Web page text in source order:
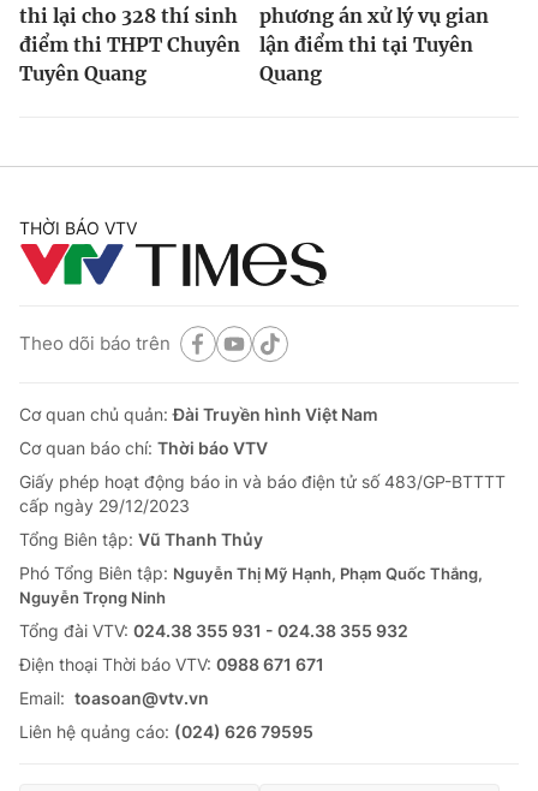
thi lại cho 328 thí sinh
điểm thi THPT Chuyên
Tuyên Quang
phương án xử lý vụ gian
lận điểm thi tại Tuyên
Quang
THỜI BÁO VTV
Theo dõi báo trên
Cơ quan chủ quản:Đài Truyền hình Việt Nam
Cơ quan báo chí: Thời báo VTV
Giấy phép hoạt động báo in và báo điện tử số 483/GP-BTTTT
cấp ngày 29/12/2023
Tổng Biên tập: Vũ Thanh Thủy
Phó Tổng Biên tập: Nguyễn Thị Mỹ Hạnh, Phạm Quốc Thắng,
Nguyễn Trọng Ninh
Tổng đài VTV: 024.38 355 931 - 024.38 355 932
Ðiện thoại Thời báo VTV: 0988 671 671
Email: toasoan@vtv.vn
Liên hệ quảng cáo: (024) 626 79595